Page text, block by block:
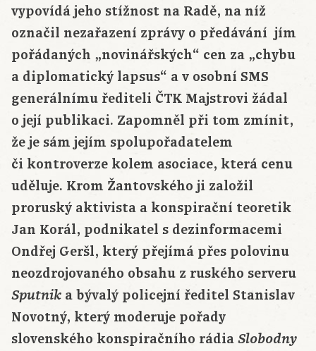
vypovídá jeho stížnost na Radě, na níž
označil nezařazení zprávy o předávání jím
pořádaných „novinářských“ cen za „chybu
a diplomatický lapsus“ a v osobní SMS
generálnímu řediteli ČTK Majstrovi žádal
o její publikaci. Zapomněl při tom zmínit,
že je sám jejím spolupořadatelem
či kontroverze kolem asociace, která cenu
uděluje. Krom Žantovského ji založil
proruský aktivista a konspirační teoretik
Jan Korál, podnikatel s dezinformacemi
Ondřej Geršl, který přejímá přes polovinu
neozdrojovaného obsahu z ruského serveru
Sputnik a bývalý policejní ředitel Stanislav
Novotný, který moderuje pořady
slovenského konspiračního rádia Slobodny